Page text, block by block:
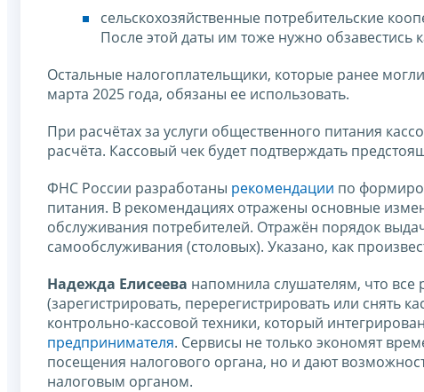
сельскохозяйственные потребительские
После этой даты им тоже нужно обзавестись
Остальные налогоплательщики, которые ранее
марта 2025 года, обязаны ее использовать.
При расчётах за услуги общественного питания
расчёта. Кассовый чек будет подтверждать
ФНС России разработаны рекомендации по
питания. В рекомендациях отражены основные
обслуживания потребителей. Отражён порядок
самообслуживания (столовых). Указано, как
Надежда Елисеева напомнила слушателям, что все
(зарегистрировать, перерегистрировать или снять
контрольно-кассовой техники, который
предпринимателя. Сервисы не только экономят
посещения налогового органа, но и дают
налоговым органом.